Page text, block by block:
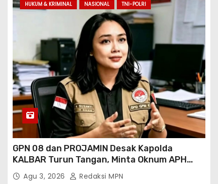
HUKUM & KRIMINAL NASIONAL TNI-POLRI
GPN 08 dan PROJAMIN Desak Kapolda
KALBAR Turun Tangan, Minta Oknum APH
Binaan SAWMILL Ilegal Sintang Ditindak
Agu 3, 2026 Redaksi MPN